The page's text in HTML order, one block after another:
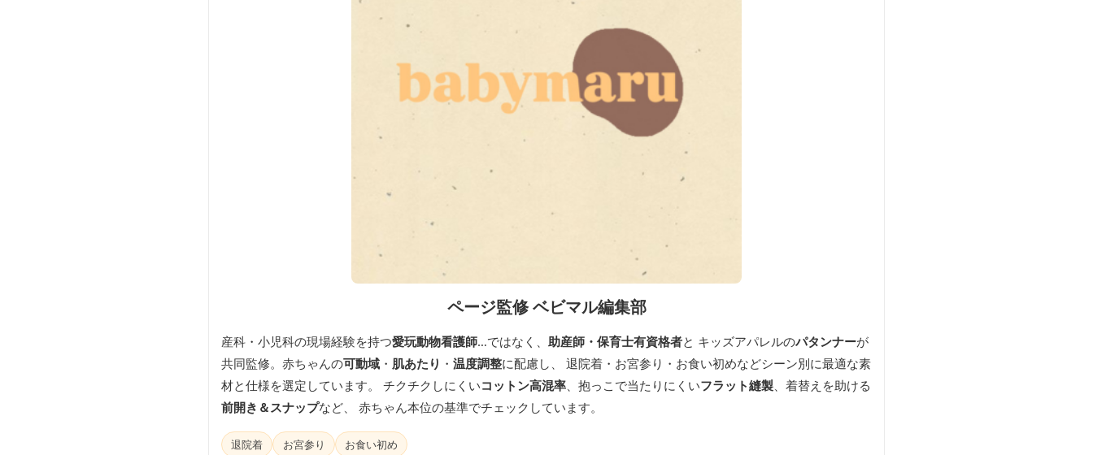
ページ監修 ベビマル編集部
産科・小児科の現場経験を持つ愛玩動物看護師…ではなく、 助産師・保育士有資格者と キッズアパレルのパタンナーが
共同監修。赤ちゃんの可動域 ・ 肌あたり ・ 温度調整に配慮し、 退院着・お宮参り・お食い初めなどシーン別に最適な素
材と仕様を選定しています。 チクチクしにくいコットン高混率、抱っこで当たりにくいフラット縫製、着替えを助ける
前開き＆スナップなど、 赤ちゃん本位の基準でチェックしています。
退院着 お宮参り
お食い初め